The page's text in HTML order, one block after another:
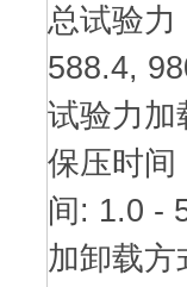
总试验
588.4,
试验力加
保压时间
间: 1.0 -
加卸载方